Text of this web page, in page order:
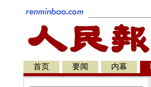
首页 要闻 内幕